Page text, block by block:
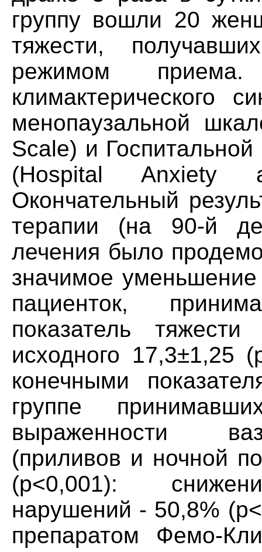
группу вошли 20
тяжести,
режимом
климактерического
менопаузальной
Scale) и
(Hospital Anxiety
Окончательный
терапии (на 90-й
лечения было
значимое
пациенток,
показатель
исходного 17,3±1,25
конечными
группе
выраженности
(приливов и ночной
(р<0,001):
нарушений - 50,8%
препаратом Фемо-